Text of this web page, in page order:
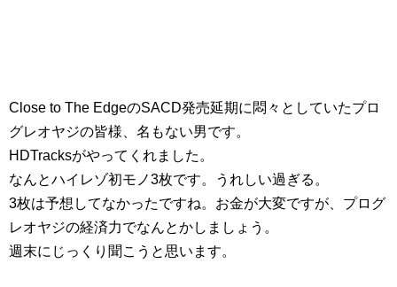
Close to The EdgeのSACD発売延期に悶々としていたプロ
グレオヤジの皆様、名もない男です。
HDTracksがやってくれました。
なんとハイレゾ初モノ3枚です。うれしい過ぎる。
3枚は予想してなかったですね。お金が大変ですが、プログ
レオヤジの経済力でなんとかしましょう。
週末にじっくり聞こうと思います。